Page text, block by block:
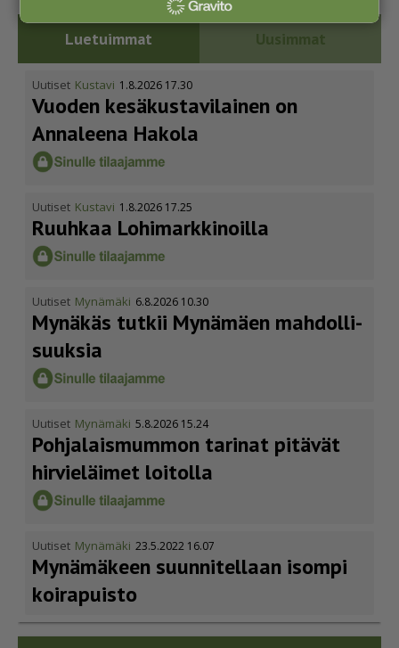
Luetuimmat Uusimmat
Uutiset Kustavi 1.8.2026 17.30
Vuoden kesäkus­ta­vi­lainen on
Annaleena Hakola
Uutiset Kustavi 1.8.2026 17.25
Ruuhkaa Lohimark­ki­noilla
Uutiset Mynämäki 6.8.2026 10.30
Mynäkäs tutkii Mynämäen mahdol­li­
suuksia
Uutiset Mynämäki 5.8.2026 15.24
Pohja­lais­mummon tarinat pitävät
hirvieläimet loitolla
Uutiset Mynämäki 23.5.2022 16.07
Mynämäkeen suunnitellaan isompi
koirapuisto